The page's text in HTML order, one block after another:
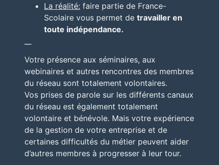
La réalité: faire partie de France-
Scolaire vous permet de travailler en
toute indépendance.
Votre présence aux séminaires, aux
webinaires et autres rencontres des membres
du réseau sont totalement volontaires.
Vos prises de parole sur les différents canaux
du réseau est également totalement
volontaire et bénévole. Mais votre expérience
de la gestion de votre entreprise et de
certaines difficultés du métier peuvent aider
d’autres membres à progresser à leur tour.